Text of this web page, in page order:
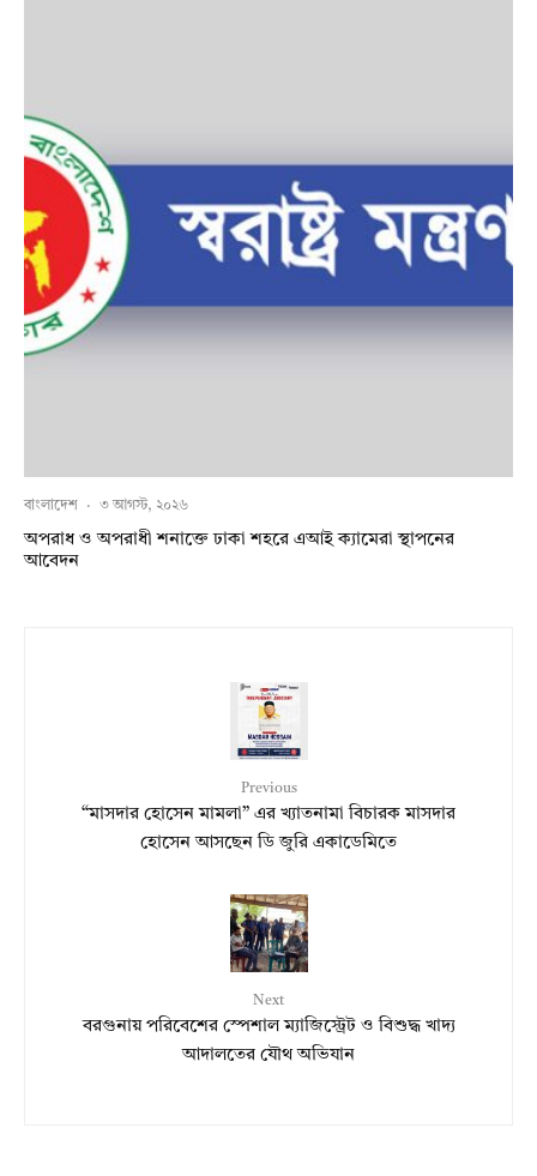
বাংলাদেশ · ৩ আগস্ট, ২০২৬
অপরাধ ও অপরাধী শনাক্তে ঢাকা শহরে এআই ক্যামেরা স্থাপনের
আবেদন
Previous
“মাসদার হোসেন মামলা” এর খ্যাতনামা বিচারক মাসদার
হোসেন আসছেন ডি জুরি একাডেমিতে
Next
বরগুনায় পরিবেশের স্পেশাল ম্যাজিস্ট্রেট ও বিশুদ্ধ খাদ্য
আদালতের যৌথ অভিযান